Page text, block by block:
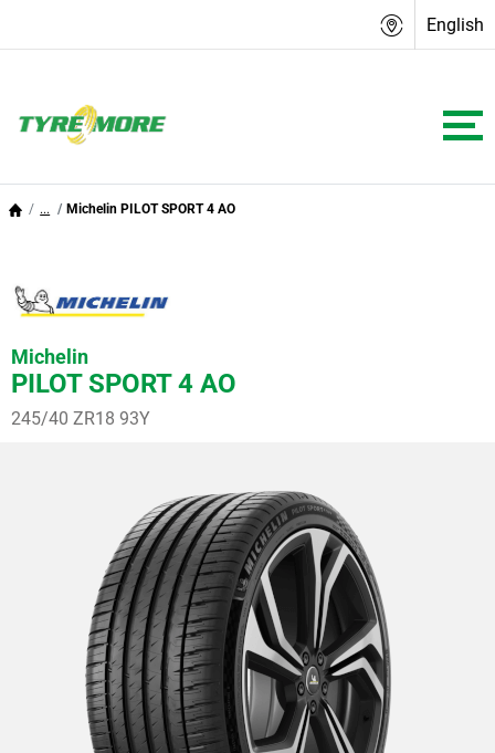
English
... Michelin PILOT SPORT 4 AO
Michelin
PILOT SPORT 4 AO
245/40 ZR18 93Y